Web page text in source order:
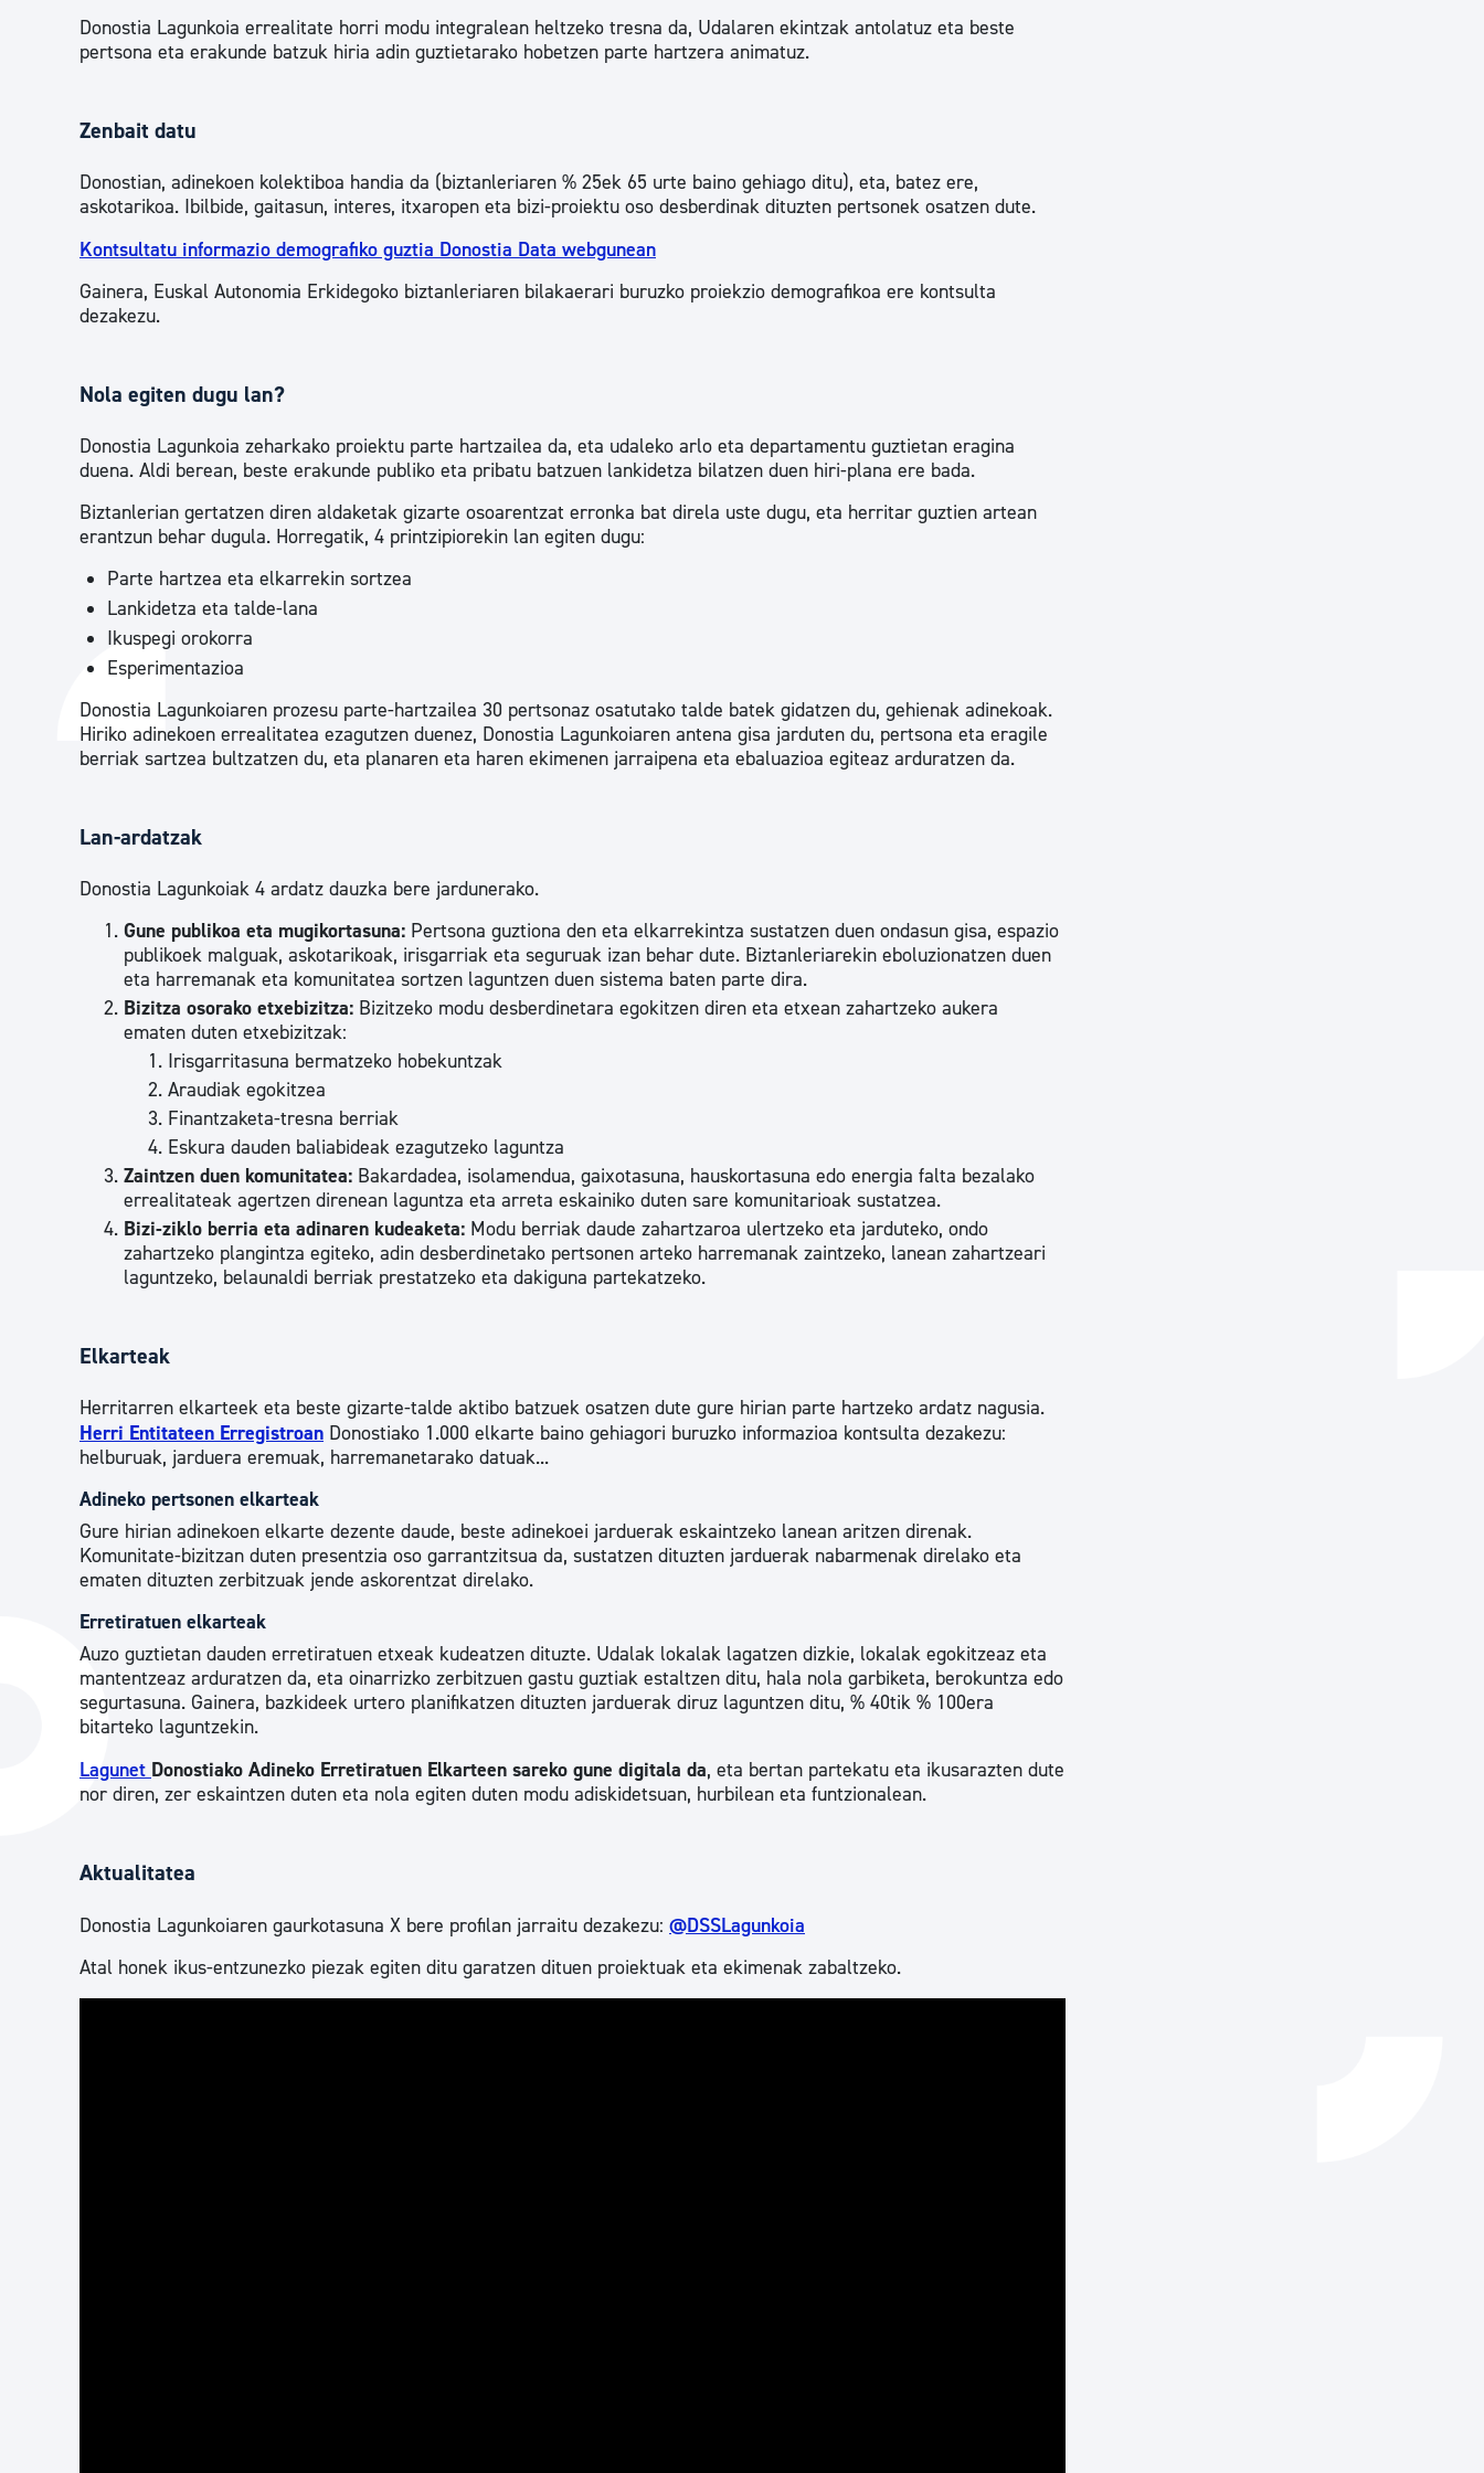
Donostia Lagunkoia errealitate horri modu integralean heltzeko tresna da, Udalaren ekintzak antolatuz eta beste
pertsona eta erakunde batzuk hiria adin guztietarako hobetzen parte hartzera animatuz.
Zenbait datu
Donostian, adinekoen kolektiboa handia da (biztanleriaren % 25ek 65 urte baino gehiago ditu), eta, batez ere,
askotarikoa. Ibilbide, gaitasun, interes, itxaropen eta bizi-proiektu oso desberdinak dituzten pertsonek osatzen dute.
Kontsultatu informazio demografiko guztia Donostia Data webgunean
Gainera, Euskal Autonomia Erkidegoko biztanleriaren bilakaerari buruzko proiekzio demografikoa ere kontsulta
dezakezu.
Nola egiten dugu lan?
Donostia Lagunkoia zeharkako proiektu parte hartzailea da, eta udaleko arlo eta departamentu guztietan eragina
duena. Aldi berean, beste erakunde publiko eta pribatu batzuen lankidetza bilatzen duen hiri-plana ere bada.
Biztanlerian gertatzen diren aldaketak gizarte osoarentzat erronka bat direla uste dugu, eta herritar guztien artean
erantzun behar dugula. Horregatik, 4 printzipiorekin lan egiten dugu:
Parte hartzea eta elkarrekin sortzea
Lankidetza eta talde-lana
Ikuspegi orokorra
Esperimentazioa
Donostia Lagunkoiaren prozesu parte-hartzailea 30 pertsonaz osatutako talde batek gidatzen du, gehienak adinekoak.
Hiriko adinekoen errealitatea ezagutzen duenez, Donostia Lagunkoiaren antena gisa jarduten du, pertsona eta eragile
berriak sartzea bultzatzen du, eta planaren eta haren ekimenen jarraipena eta ebaluazioa egiteaz arduratzen da.
Lan-ardatzak
Donostia Lagunkoiak 4 ardatz dauzka bere jardunerako.
Gune publikoa eta mugikortasuna: Pertsona guztiona den eta elkarrekintza sustatzen duen ondasun gisa, espazio
publikoek malguak, askotarikoak, irisgarriak eta seguruak izan behar dute. Biztanleriarekin eboluzionatzen duen
eta harremanak eta komunitatea sortzen laguntzen duen sistema baten parte dira.
Bizitza osorako etxebizitza: Bizitzeko modu desberdinetara egokitzen diren eta etxean zahartzeko aukera
ematen duten etxebizitzak:
Irisgarritasuna bermatzeko hobekuntzak
Araudiak egokitzea
Finantzaketa-tresna berriak
Eskura dauden baliabideak ezagutzeko laguntza
Zaintzen duen komunitatea: Bakardadea, isolamendua, gaixotasuna, hauskortasuna edo energia falta bezalako
errealitateak agertzen direnean laguntza eta arreta eskainiko duten sare komunitarioak sustatzea.
Bizi-ziklo berria eta adinaren kudeaketa: Modu berriak daude zahartzaroa ulertzeko eta jarduteko, ondo
zahartzeko plangintza egiteko, adin desberdinetako pertsonen arteko harremanak zaintzeko, lanean zahartzeari
laguntzeko, belaunaldi berriak prestatzeko eta dakiguna partekatzeko.
Elkarteak
Herritarren elkarteek eta beste gizarte-talde aktibo batzuek osatzen dute gure hirian parte hartzeko ardatz nagusia.
Herri Entitateen Erregistroan Donostiako 1.000 elkarte baino gehiagori buruzko informazioa kontsulta dezakezu:
helburuak, jarduera eremuak, harremanetarako datuak...
Adineko pertsonen elkarteak
Gure hirian adinekoen elkarte dezente daude, beste adinekoei jarduerak eskaintzeko lanean aritzen direnak.
Komunitate-bizitzan duten presentzia oso garrantzitsua da, sustatzen dituzten jarduerak nabarmenak direlako eta
ematen dituzten zerbitzuak jende askorentzat direlako.
Erretiratuen elkarteak
Auzo guztietan dauden erretiratuen etxeak kudeatzen dituzte. Udalak lokalak lagatzen dizkie, lokalak egokitzeaz eta
mantentzeaz arduratzen da, eta oinarrizko zerbitzuen gastu guztiak estaltzen ditu, hala nola garbiketa, berokuntza edo
segurtasuna. Gainera, bazkideek urtero planifikatzen dituzten jarduerak diruz laguntzen ditu, % 40tik % 100era
bitarteko laguntzekin.
Lagunet Donostiako Adineko Erretiratuen Elkarteen sareko gune digitala da, eta bertan partekatu eta ikusarazten dute
nor diren, zer eskaintzen duten eta nola egiten duten modu adiskidetsuan, hurbilean eta funtzionalean.
Aktualitatea
Donostia Lagunkoiaren gaurkotasuna X bere profilan jarraitu dezakezu: @DSSLagunkoia
Atal honek ikus-entzunezko piezak egiten ditu garatzen dituen proiektuak eta ekimenak zabaltzeko.